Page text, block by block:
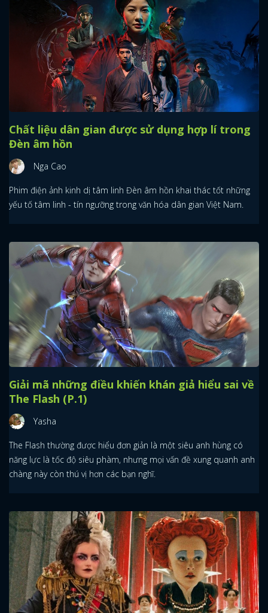
Chất liệu dân gian được sử dụng hợp lí trong
Đèn âm hồn
Nga Cao
Phim điện ảnh kinh dị tâm linh Đèn âm hồn khai thác tốt những
yếu tố tâm linh - tín ngưỡng trong văn hóa dân gian Việt Nam.
Giải mã những điều khiến khán giả hiểu sai về
The Flash (P.1)
Yasha
The Flash thường được hiểu đơn giản là một siêu anh hùng có
năng lực là tốc độ siêu phàm, nhưng mọi vấn đề xung quanh anh
chàng này còn thú vị hơn các bạn nghĩ.